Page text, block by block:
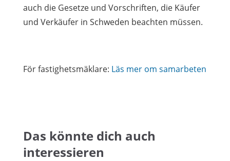
auch die Gesetze und Vorschriften, die Käufer
und Verkäufer in Schweden beachten müssen.
För fastighetsmäklare: Läs mer om samarbeten
Das könnte dich auch
interessieren